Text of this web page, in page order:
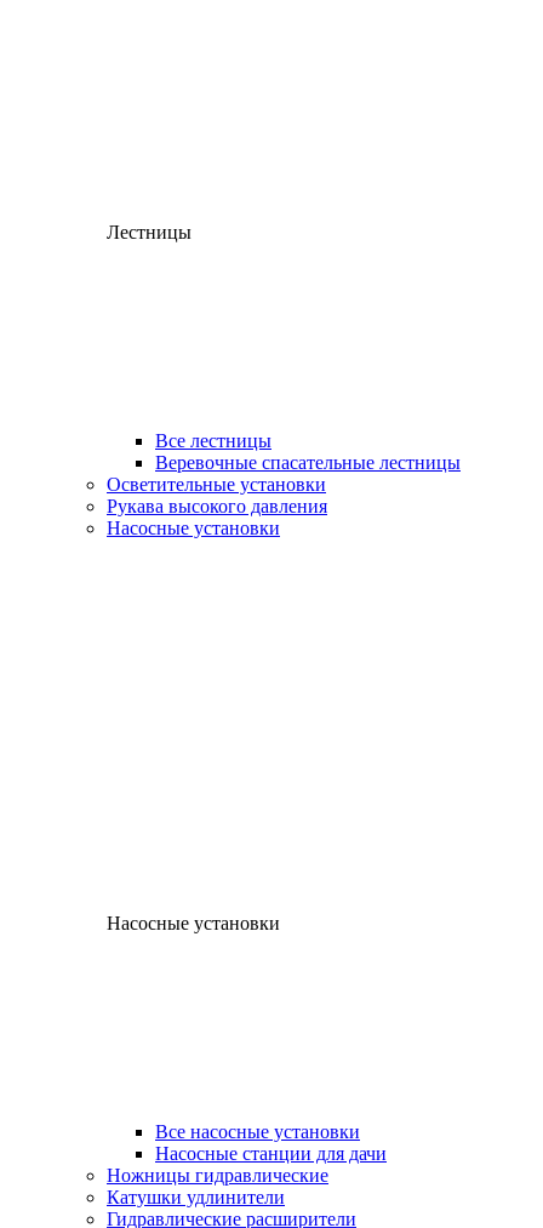
Лестницы
Все лестницы
Веревочные спасательные лестницы
Осветительные установки
Рукава высокого давления
Насосные установки
Насосные установки
Все насосные установки
Насосные станции для дачи
Ножницы гидравлические
Катушки удлинители
Гидравлические расширители